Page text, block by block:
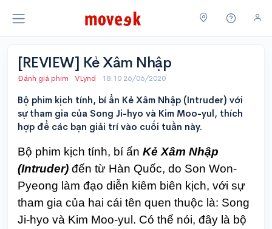
[REVIEW] Kẻ Xâm Nhập
Đánh giá phim · VLynd · 18:10 26/06/2020
Bộ phim kịch tính, bí ẩn Kẻ Xâm Nhập (Intruder) với
sự tham gia của Song Ji-hyo và Kim Moo-yul, thích
hợp để các bạn giải trí vào cuối tuần này.
Bộ phim kịch tính, bí ẩn Kẻ Xâm Nhập
(Intruder) đến từ Hàn Quốc, do Son Won-
Pyeong làm đạo diễn kiêm biên kịch, với sự
tham gia của hai cái tên quen thuộc là: Song
Ji-hyo và Kim Moo-yul. Có thể nói, đây là bộ